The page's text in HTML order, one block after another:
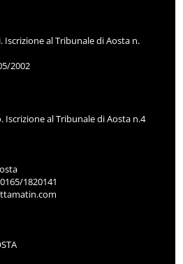
Iscrizione al Tribunale di Aosta n.
2002
Iscrizione al Tribunale di Aosta n.4
1820141